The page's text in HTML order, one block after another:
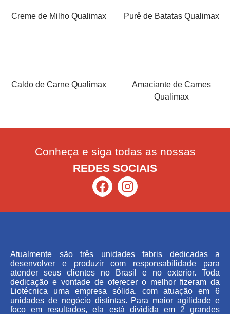
Creme de Milho Qualimax Purê de Batatas Qualimax
Caldo de Carne Qualimax
Amaciante de Carnes
Qualimax
Conheça e siga todas as nossas
REDES SOCIAIS
Atualmente são três unidades fabris dedicadas a
desenvolver e produzir com responsabilidade para
atender seus clientes no Brasil e no exterior. Toda
dedicação e vontade de oferecer o melhor fizeram da
Liotécnica uma empresa sólida, com atuação em 6
unidades de negócio distintas. Para maior agilidade e
foco em resultados, ela está dividida em 2 grandes